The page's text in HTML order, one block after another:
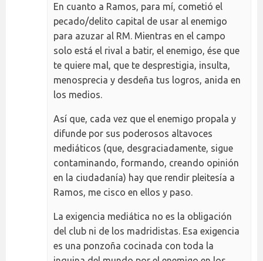
En cuanto a Ramos, para mí, cometió el
pecado/delito capital de usar al enemigo
para azuzar al RM. Mientras en el campo
solo está el rival a batir, el enemigo, ése que
te quiere mal, que te desprestigia, insulta,
menosprecia y desdeña tus logros, anida en
los medios.
Así que, cada vez que el enemigo propala y
difunde por sus poderosos altavoces
mediáticos (que, desgraciadamente, sigue
contaminando, formando, creando opinión
en la ciudadanía) hay que rendir pleitesía a
Ramos, me cisco en ellos y paso.
La exigencia mediática no es la obligación
del club ni de los madridistas. Esa exigencia
es una ponzoña cocinada con toda la